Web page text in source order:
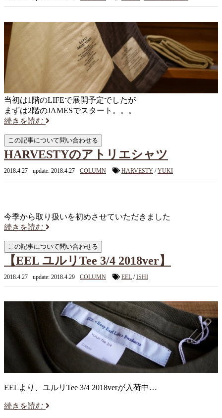
当初は1階のLIFEで展開予定でしたが
まずは2階のJAMESでスタート。。。
続きを読む
HARVESTYのアトリエシャツ
2018.4.27 update: 2018.4.27 COLUMN HARVESTY /YUKI
今季から取り扱いを初めさせていただきました
続きを読む
【EEL ユルリTee 3/4 2018ver】
2018.4.27 update: 2018.4.29 COLUMN EEL /ISHI
EELより、ユルリTee 3/4 2018verが入荷中…
続きを読む